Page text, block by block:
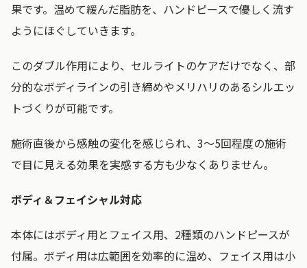
果です。温めて緩んだ脂肪を、ハンドピースで優しく流す
ようにほぐしていきます。
このダブル作用により、セルライトのケアだけでなく、部
分的なボディラインの引き締めやメリハリのあるシルエッ
トづくりが可能です。
施術直後から感触の変化を感じられ、3～5回程度の施術
で目に見える効果を実感する方も少なくありません。
ボディ＆フェイシャル対応
本体にはボディ用とフェイス用、2種類のハンドピースが
付属。ボディ用は広範囲を効率的に温め、フェイス用は小